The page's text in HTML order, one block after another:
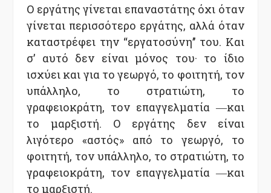
Ο εργάτης γίνεται επαναστάτης όχι όταν
γίνεται περισσότερο εργάτης, αλλά όταν
καταστρέφει την ‘‘εργατοσύνη’’ του. Και
σ’ αυτό δεν είναι μόνος του· το ίδιο
ισχύει και για το γεωργό, το φοιτητή, τον
υπάλληλο, το στρατιώτη, το
γραφειοκράτη, τον επαγγελματία ―και
το μαρξιστή. Ο εργάτης δεν είναι
λιγότερο «αστός» από το γεωργό, το
φοιτητή, τον υπάλληλο, το στρατιώτη, το
γραφειοκράτη, τον επαγγελματία ―και
το μαρξιστή.